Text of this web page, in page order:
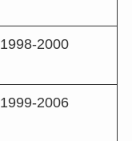
1998-2000
1999-2006